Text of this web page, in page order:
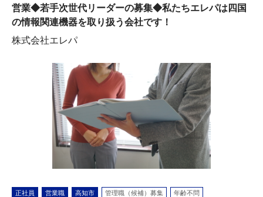
営業◆若手次世代リーダーの募集◆私たちエレパは四国
の情報関連機器を取り扱う会社です！
株式会社エレパ
正社員 営業職 高知市 管理職（候補）募集 年齢不問